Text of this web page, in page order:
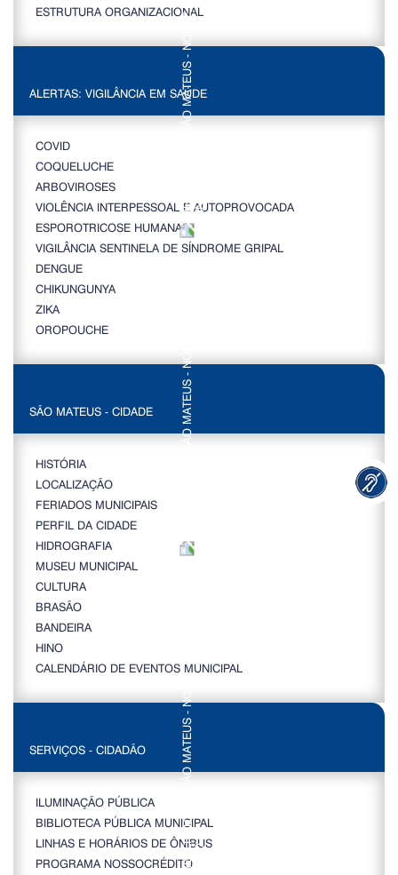
ESTRUTURA ORGANIZACIONAL
ALERTAS: VIGILÂNCIA EM SAÚDE
COVID
COQUELUCHE
ARBOVIROSES
VIOLÊNCIA INTERPESSOAL E AUTOPROVOCADA
ESPOROTRICOSE HUMANA
VIGILÂNCIA SENTINELA DE SÍNDROME GRIPAL
DENGUE
CHIKUNGUNYA
ZIKA
OROPOUCHE
SÃO MATEUS - CIDADE
HISTÓRIA
LOCALIZAÇÃO
FERIADOS MUNICIPAIS
PERFIL DA CIDADE
HIDROGRAFIA
MUSEU MUNICIPAL
CULTURA
BRASÃO
BANDEIRA
HINO
CALENDÁRIO DE EVENTOS MUNICIPAL
SERVIÇOS - CIDADÃO
ILUMINAÇÃO PÚBLICA
BIBLIOTECA PÚBLICA MUNICIPAL
LINHAS E HORÁRIOS DE ÔNIBUS
PROGRAMA NOSSOCRÉDITO